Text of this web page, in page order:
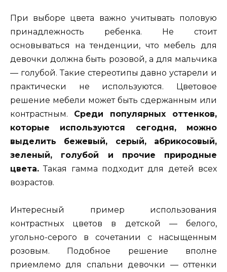
При выборе цвета важно учитывать половую
принадлежность ребенка. Не стоит
основываться на тенденции, что мебель для
девочки должна быть розовой, а для мальчика
— голубой. Такие стереотипы давно устарели и
практически не используются. Цветовое
решение мебели может быть сдержанным или
контрастным. Среди популярных оттенков,
которые используются сегодня, можно
выделить бежевый, серый, абрикосовый,
зеленый, голубой и прочие природные
цвета. Такая гамма подходит для детей всех
возрастов.
Интересный пример использования
контрастных цветов в детской — белого,
угольно-серого в сочетании с насыщенным
розовым. Подобное решение вполне
приемлемо для спальни девочки — оттенки